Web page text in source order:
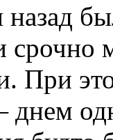
назад
срочно
При